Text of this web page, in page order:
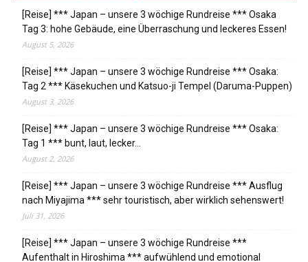
[Reise] *** Japan – unsere 3 wöchige Rundreise *** Osaka
Tag 3: hohe Gebäude, eine Überraschung und leckeres Essen!
August 5, 2026
[Reise] *** Japan – unsere 3 wöchige Rundreise *** Osaka:
Tag 2 *** Käsekuchen und Katsuo-ji Tempel (Daruma-Puppen)
August 3, 2026
[Reise] *** Japan – unsere 3 wöchige Rundreise *** Osaka:
Tag 1 *** bunt, laut, lecker…
August 2, 2026
[Reise] *** Japan – unsere 3 wöchige Rundreise *** Ausflug
nach Miyajima *** sehr touristisch, aber wirklich sehenswert!
Juli 31, 2026
[Reise] *** Japan – unsere 3 wöchige Rundreise ***
Aufenthalt in Hiroshima *** aufwühlend und emotional